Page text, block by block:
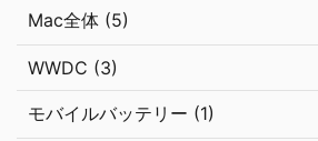
Mac全体 (5)
WWDC (3)
モバイルバッテリー (1)